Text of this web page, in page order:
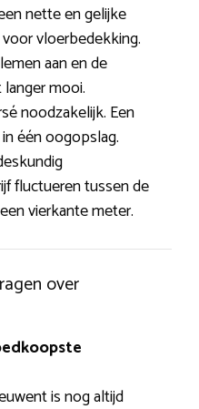
nette en gelijke
vloerbedekking.
aan en de
mooi.
noodzakelijk. Een
één oogopslag.
fluctueren tussen de
vierkante meter.
over
is nog altijd